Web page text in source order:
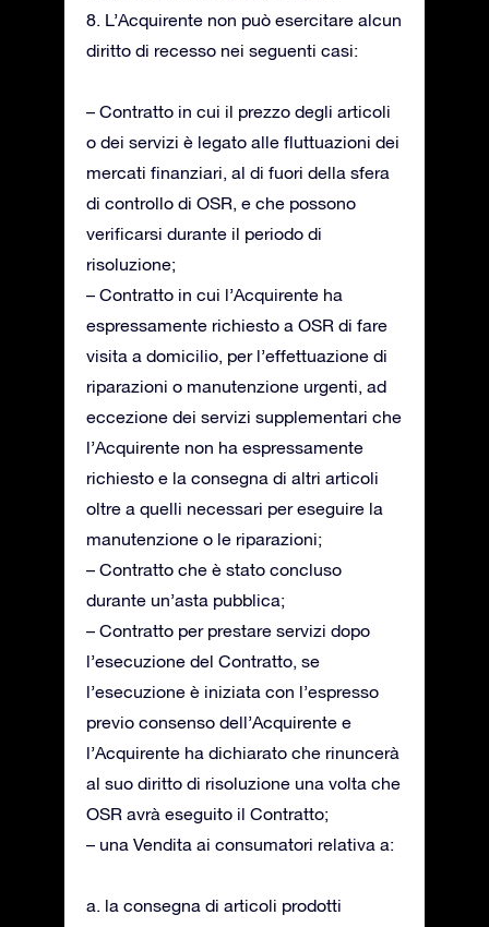
8. L’Acquirente non può esercitare alcun
diritto di recesso nei seguenti casi:
– Contratto in cui il prezzo degli articoli
o dei servizi è legato alle fluttuazioni dei
mercati finanziari, al di fuori della sfera
di controllo di OSR, e che possono
verificarsi durante il periodo di
risoluzione;
– Contratto in cui l’Acquirente ha
espressamente richiesto a OSR di fare
visita a domicilio, per l’effettuazione di
riparazioni o manutenzione urgenti, ad
eccezione dei servizi supplementari che
l’Acquirente non ha espressamente
richiesto e la consegna di altri articoli
oltre a quelli necessari per eseguire la
manutenzione o le riparazioni;
– Contratto che è stato concluso
durante un’asta pubblica;
– Contratto per prestare servizi dopo
l’esecuzione del Contratto, se
l’esecuzione è iniziata con l’espresso
previo consenso dell’Acquirente e
l’Acquirente ha dichiarato che rinuncerà
al suo diritto di risoluzione una volta che
OSR avrà eseguito il Contratto;
– una Vendita ai consumatori relativa a:
a. la consegna di articoli prodotti